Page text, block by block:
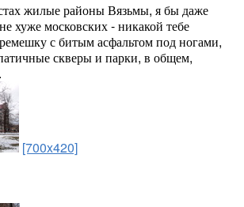
жилые районы Вязьмы, я бы даже
хуже московских - никакой тебе
с битым асфальтом под ногами,
скверы и парки, в общем,
[700x420]